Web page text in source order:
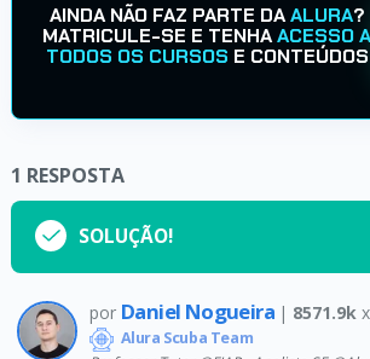
AINDA NÃO FAZ PARTE DAALURA?
MATRICULE-SE E TENHAACESSO A
TODOS OS CURSOS E CONTEÚDOS
1 RESPOSTA
SOLUÇÃO!
por Daniel Nogueira | 8571.9k
Alura Scuba Team